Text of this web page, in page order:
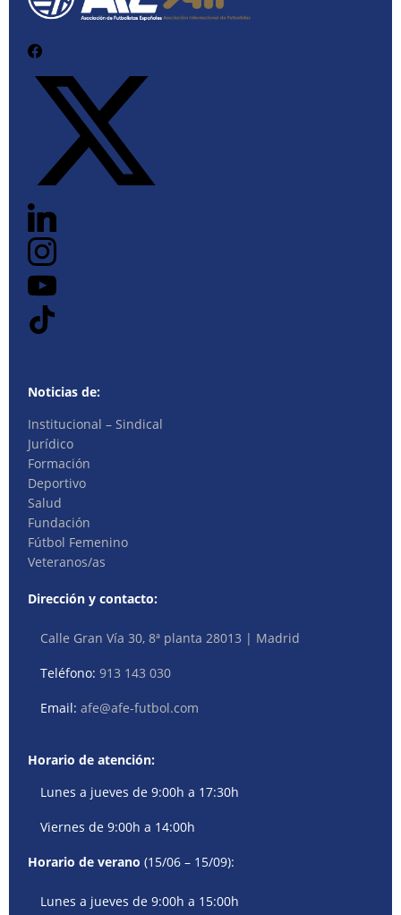
Noticias de:
Institucional – Sindical
Jurídico
Formación
Deportivo
Salud
Fundación
Fútbol Femenino
Veteranos/as
Dirección y contacto:
Calle Gran Vía 30, 8ª planta 28013 | Madrid
Teléfono:913 143 030
Email:afe@afe-futbol.com
Horario de atención:
Lunes a jueves de 9:00h a 17:30h
Viernes de 9:00h a 14:00h
Horario de verano (15/06 – 15/09):
Lunes a jueves de 9:00h a 15:00h